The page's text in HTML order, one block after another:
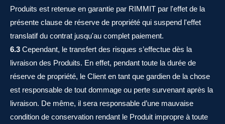
Produits est retenue en garantie par RIMMIT par l'effet de la
présente clause de réserve de propriété qui suspend l'effet
translatif du contrat jusqu'au complet paiement.
6.3 Cependant, le transfert des risques s’effectue dès la
livraison des Produits. En effet, pendant toute la durée de
réserve de propriété, le Client en tant que gardien de la chose
est responsable de tout dommage ou perte survenant après la
livraison. De même, il sera responsable d’une mauvaise
condition de conservation rendant le Produit impropre à toute